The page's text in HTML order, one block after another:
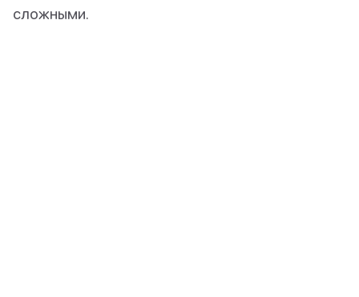
сложными.